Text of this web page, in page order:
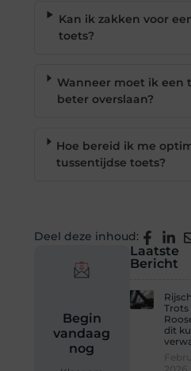
Kan ik zakken voor
toets?
Wanneer moet ik een
beter overslaan?
Hoe bereid ik me
tussentijdse toets?
Deel deze inhoud:
Laatste
Bericht
Trots
dit
Begin
vandaag
nog